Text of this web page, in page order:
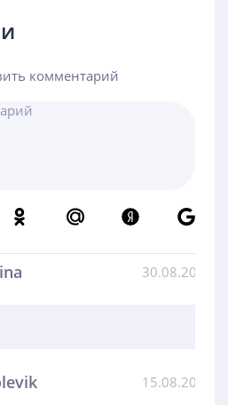
комментарий
30.08.2024
15.08.2024